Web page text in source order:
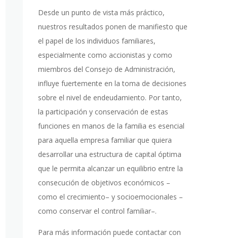
Desde un punto de vista más práctico,
nuestros resultados ponen de manifiesto que
el papel de los individuos familiares,
especialmente como accionistas y como
miembros del Consejo de Administración,
influye fuertemente en la toma de decisiones
sobre el nivel de endeudamiento. Por tanto,
la participación y conservación de estas
funciones en manos de la familia es esencial
para aquella empresa familiar que quiera
desarrollar una estructura de capital óptima
que le permita alcanzar un equilibrio entre la
consecución de objetivos económicos –
como el crecimiento– y socioemocionales –
como conservar el control familiar–.
Para más información puede contactar con